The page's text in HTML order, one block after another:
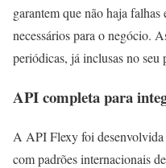
garantem que não haja
necessários para o negócio.
periódicas, já inclusas no seu
API completa para
A API Flexy foi
com padrões internacionais